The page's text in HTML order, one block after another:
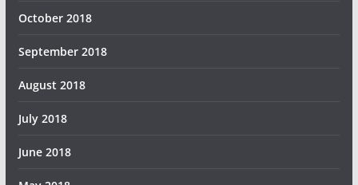
October 2018
September 2018
August 2018
July 2018
June 2018